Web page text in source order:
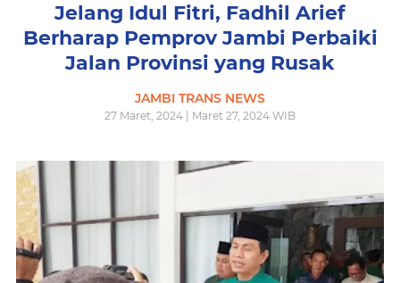
Jelang Idul Fitri, Fadhil Arief
Berharap Pemprov Jambi Perbaiki
Jalan Provinsi yang Rusak
JAMBI TRANS NEWS
27 Maret, 2024 | Maret 27, 2024 WIB